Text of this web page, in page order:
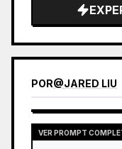
POR@JARED LIU
VER PROMPT